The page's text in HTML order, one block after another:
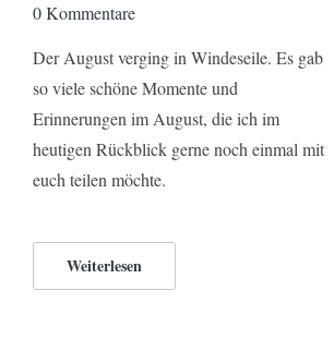
0 Kommentare
Der August verging in Windeseile. Es gab
so viele schöne Momente und
Erinnerungen im August, die ich im
heutigen Rückblick gerne noch einmal mit
euch teilen möchte.
Weiterlesen